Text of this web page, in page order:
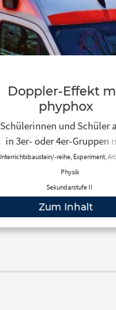
Doppler-Effekt
phyphox
und Schüler
in 3er- oder 4er-Gruppen
mindestens 2 Smartphones
phyphox. Im Browser werden
Erklärvideo angeschaut und
des Doppler-
Die
abschließend auf
reihe, Experiment,
Physik
Sekundarstufe II
Zum Inhalt